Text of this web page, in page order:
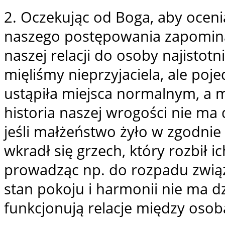
2. Oczekując od Boga, aby
naszego postępowania
naszej relacji do osoby
mięliśmy nieprzyjaciela, ale
ustąpiła miejsca normalnym, a
historia naszej wrogości nie
jeśli małżeństwo żyło w
wkradł się grzech, który rozbił
prowadząc np. do rozpadu
stan pokoju i harmonii nie ma
funkcjonują relacje między